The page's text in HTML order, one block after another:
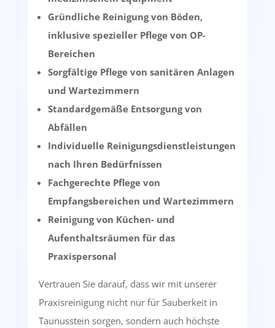
Gründliche Reinigung von Böden,
inklusive spezieller Pflege von OP-
Bereichen
Sorgfältige Pflege von sanitären Anlagen
und Wartezimmern
Standardgemäße Entsorgung von
Abfällen
Individuelle Reinigungsdienstleistungen
nach Ihren Bedürfnissen
Fachgerechte Pflege von
Empfangsbereichen und Wartezimmern
Reinigung von Küchen- und
Aufenthaltsräumen für das
Praxispersonal
Vertrauen Sie darauf, dass wir mit unserer
Praxisreinigung nicht nur für Sauberkeit in
Taunusstein sorgen, sondern auch höchste